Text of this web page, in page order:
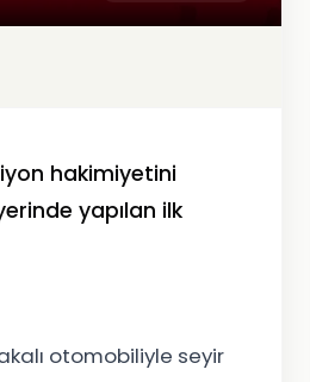
hakimiyetini
yapılan ilk
otomobiliyle seyir